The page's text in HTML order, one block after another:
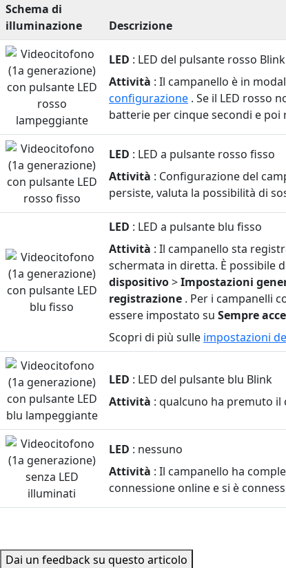
Le
sequenze
luminose
LED
e
loro
significato
il
Video
Doorbell
(1a
generazione)
Schema di
illuminazione
Descrizione
LED : LED del pulsante rosso Blink
Attività : Il campanello è in
configurazione . Se il LED rosso
batterie per cinque secondi e poi
LED : LED a pulsante rosso fisso
Attività : Configurazione del
persiste, valuta la possibilità di
LED : LED a pulsante blu fisso
Attività : Il campanello sta
schermata in diretta. È possibile
dispositivo>Impostazioni
registrazione . Per i campanelli
essere impostato su Sempre
Scopri di più sulle impostazioni
LED : LED del pulsante blu Blink
Attività : qualcuno ha premuto il
LED : nessuno
Attività : Il campanello ha
connessione online e si è
Dai un feedback su questo articolo